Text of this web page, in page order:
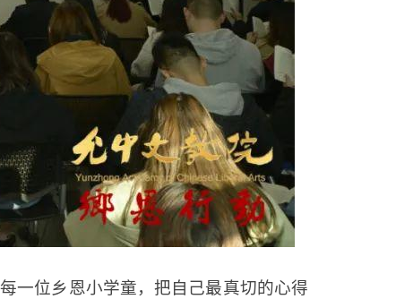
一位乡恩小学童，把自己最真切的心得